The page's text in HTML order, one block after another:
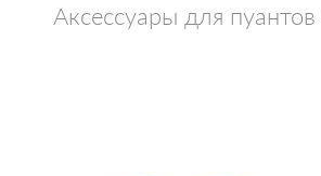
Аксессуары для пуантов